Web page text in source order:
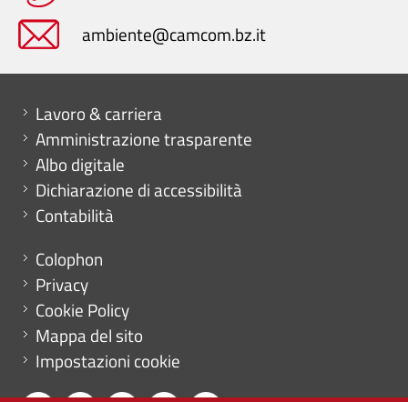
ambiente@camcom.bz.it
Mini menu di servizio
Lavoro & carriera
Amministrazione trasparente
Albo digitale
Dichiarazione di accessibilità
Contabilità
Menu footer
Colophon
Privacy
Cookie Policy
Mappa del sito
Impostazioni cookie